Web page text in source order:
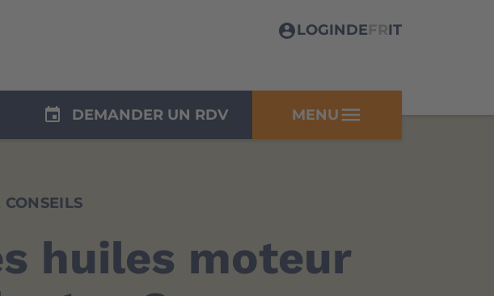
LOGINDEFRIT
insert_invitation DEMANDER UN RDV MENU menu
huiles moteur